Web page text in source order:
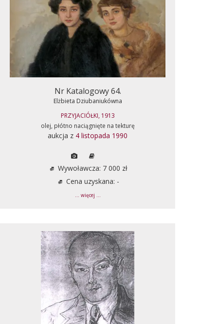
Nr Katalogowy 64.
Elżbieta Dziubaniukówna
PRZYJACIÓŁKI, 1913
olej, płótno naciągnięte na tekturę
aukcja z 4 listopada 1990
Wywoławcza: 7 000 zł
Cena uzyskana: -
... więcej ...